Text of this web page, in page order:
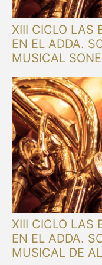
XIII CICLO LAS
EN EL ADDA.
MUSICAL
XIII CICLO LAS
EN EL ADDA.
MUSICAL DE